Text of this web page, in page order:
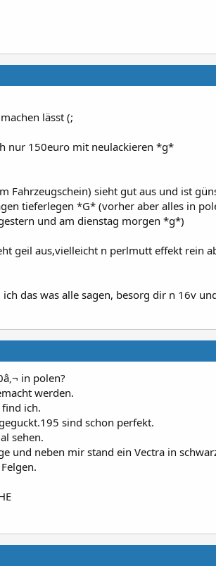
lässt (;
nur 150euro mit neulackieren *g*
Fahrzeugschein) sieht gut aus und ist
tieferlegen *G* (vorher aber alles in
und am dienstag morgen *g*)
geil aus,vielleicht n perlmutt effekt rein
das was alle sagen, besorg dir n 16v
in polen?
werden.
ich.
sind schon perfekt.
sehen.
und neben mir stand ein Vectra in